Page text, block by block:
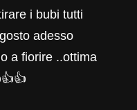
i bubi tutti
adesso
a fiorire ..ottima